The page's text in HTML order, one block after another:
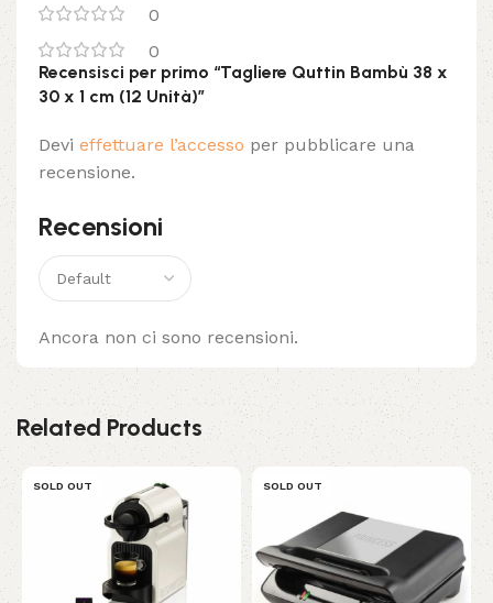
0
0
Recensioni
Ancora non ci sono recensioni.
Recensisci per primo “Tagliere Quttin Bambù 38 x
30 x 1 cm (12 Unità)”
Devi effettuare l’accesso per pubblicare una
recensione.
Related Products
SOLD OUT SOLD OUT